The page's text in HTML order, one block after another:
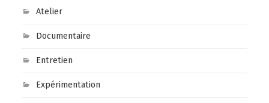
Atelier
Documentaire
Entretien
Expérimentation